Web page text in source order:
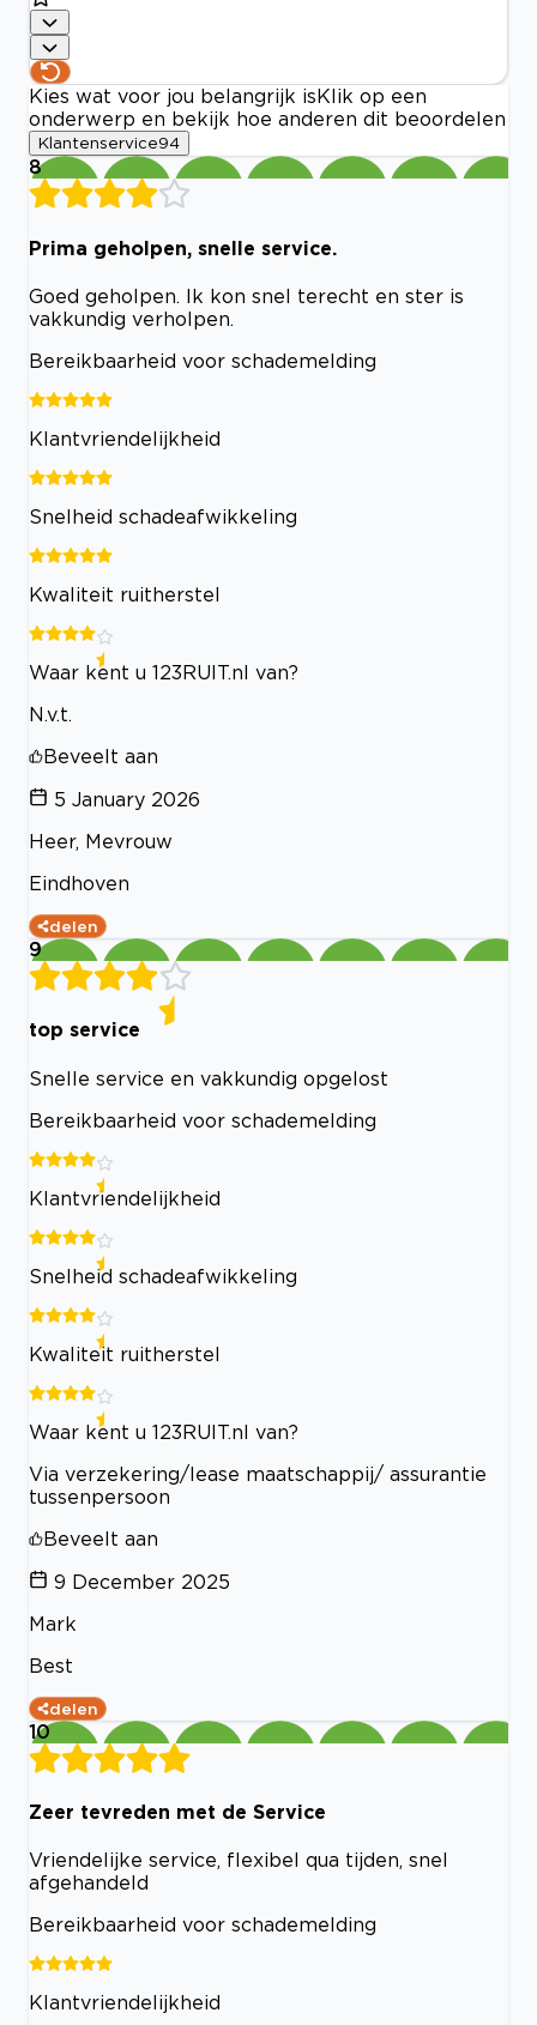
Kies wat voor jou belangrijk is Klik op een
onderwerp en bekijk hoe anderen dit beoordelen
Klantenservice94
8
Prima geholpen, snelle service.
Goed geholpen. Ik kon snel terecht en ster is
vakkundig verholpen.
Bereikbaarheid voor schademelding
Klantvriendelijkheid
Snelheid schadeafwikkeling
Kwaliteit ruitherstel
Waar kent u 123RUIT.nl van?
N.v.t.
Beveelt aan
5 January 2026
Heer, Mevrouw
Eindhoven
delen
9
top service
Snelle service en vakkundig opgelost
Bereikbaarheid voor schademelding
Klantvriendelijkheid
Snelheid schadeafwikkeling
Kwaliteit ruitherstel
Waar kent u 123RUIT.nl van?
Via verzekering/lease maatschappij/ assurantie
tussenpersoon
Beveelt aan
9 December 2025
Mark
Best
delen
10
Zeer tevreden met de Service
Vriendelijke service, flexibel qua tijden, snel
afgehandeld
Bereikbaarheid voor schademelding
Klantvriendelijkheid